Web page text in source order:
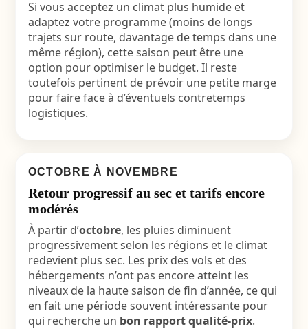
Si vous acceptez un climat plus humide et
adaptez votre programme (moins de longs
trajets sur route, davantage de temps dans une
même région), cette saison peut être une
option pour optimiser le budget. Il reste
toutefois pertinent de prévoir une petite marge
pour faire face à d’éventuels contretemps
logistiques.
OCTOBRE À NOVEMBRE
Retour progressif au sec et tarifs encore
modérés
À partir d’octobre, les pluies diminuent
progressivement selon les régions et le climat
redevient plus sec. Les prix des vols et des
hébergements n’ont pas encore atteint les
niveaux de la haute saison de fin d’année, ce qui
en fait une période souvent intéressante pour
qui recherche un bon rapport qualité-prix.